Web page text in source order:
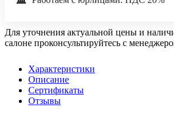
Для уточнения актуальной цены и
салоне проконсультируйтесь с
Характеристики
Описание
Сертификаты
Отзывы